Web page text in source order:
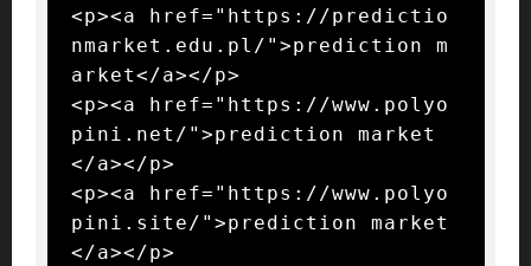
<p><a href="https://predictio
nmarket.edu.pl/">prediction m
arket</a></p>
<p><a href="https://www.polyo
pini.net/">prediction market
</a></p>
<p><a href="https://www.polyo
pini.site/">prediction market
</a></p>